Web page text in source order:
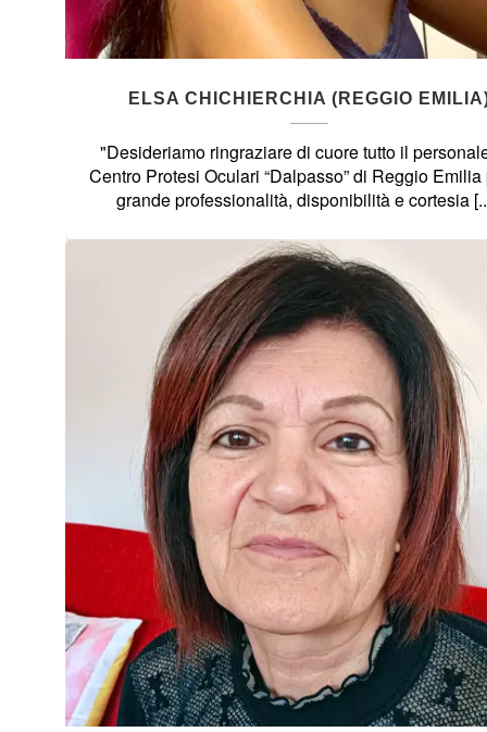
ELSA CHICHIERCHIA (REGGIO
"Desideriamo ringraziare di cuore tutto il
Centro Protesi Oculari “Dalpasso” di Reggio Emilia
grande professionalità, disponibilità e cortesia